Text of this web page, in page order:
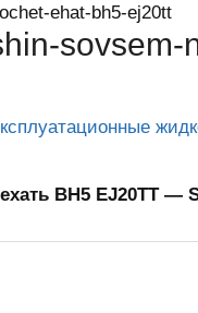
ehat-bh5-ej20tt
sovsem-
BH5 EJ20TT —